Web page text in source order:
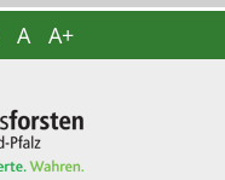
A A+